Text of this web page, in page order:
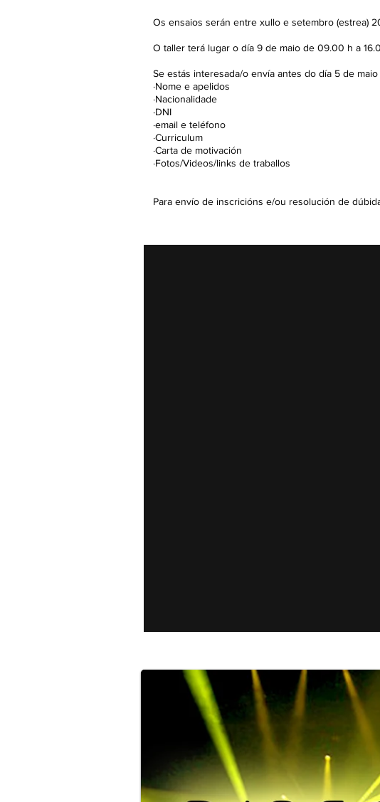
Os ensaios serán entre xullo e setembro (estrea)
O taller terá lugar o día 9 de maio de 09.00 h a
Se estás interesada/o envía antes do día 5 de
·Nome e apelidos
·Nacionalidade
·DNI
·email e teléfono
·Curriculum
·Carta de motivación
·Fotos/Videos/links de traballos
Para envío de inscricións e/ou resolución de